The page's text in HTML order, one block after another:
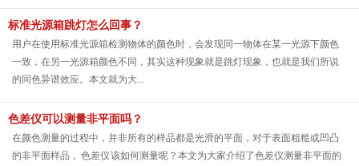
标准光源箱跳灯怎么回事？
用户在使用标准光源箱检测物体的颜色时，会发现同一物体在某一光源下颜色
一致，在另一光源箱颜色不同，其实这种现象就是跳灯现象，也就是我们所说
的同色异谱效应。本文就为大...
色差仪可以测量非平面吗？
在颜色测量的过程中，并非所有的样品都是光滑的平面，对于表面粗糙或凹凸
的非平面样品， 色差仪 该如何测量呢？本文为大家介绍了色差仪测量非平面的